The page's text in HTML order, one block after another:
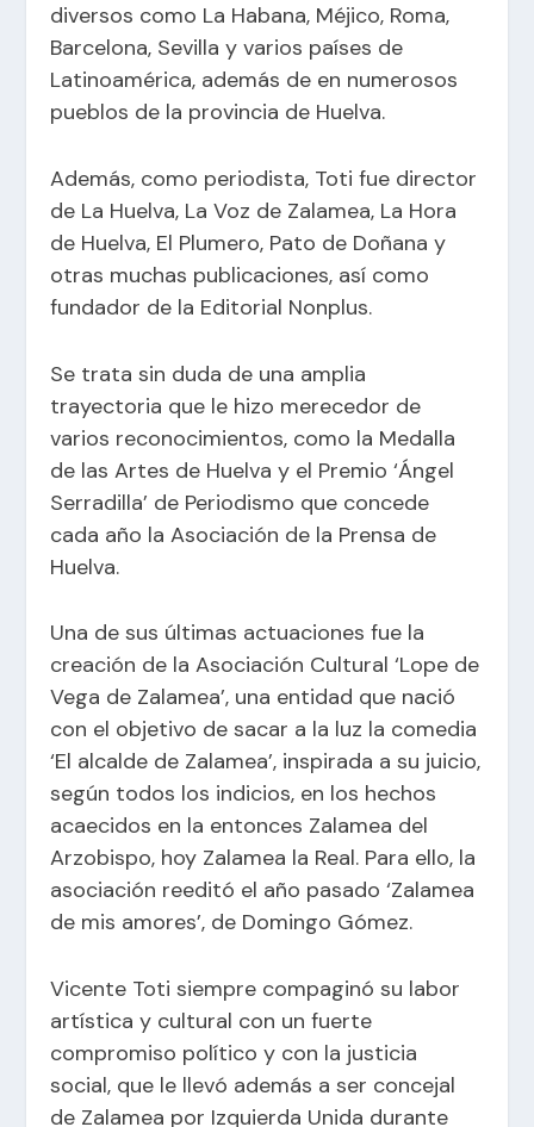
diversos como La Habana, Méjico, Roma,
Barcelona, Sevilla y varios países de
Latinoamérica, además de en numerosos
pueblos de la provincia de Huelva.
Además, como periodista, Toti fue director
de La Huelva, La Voz de Zalamea, La Hora
de Huelva, El Plumero, Pato de Doñana y
otras muchas publicaciones, así como
fundador de la Editorial Nonplus.
Se trata sin duda de una amplia
trayectoria que le hizo merecedor de
varios reconocimientos, como la Medalla
de las Artes de Huelva y el Premio ‘Ángel
Serradilla’ de Periodismo que concede
cada año la Asociación de la Prensa de
Huelva.
Una de sus últimas actuaciones fue la
creación de la Asociación Cultural ‘Lope de
Vega de Zalamea’, una entidad que nació
con el objetivo de sacar a la luz la comedia
‘El alcalde de Zalamea’, inspirada a su juicio,
según todos los indicios, en los hechos
acaecidos en la entonces Zalamea del
Arzobispo, hoy Zalamea la Real. Para ello, la
asociación reeditó el año pasado ‘Zalamea
de mis amores’, de Domingo Gómez.
Vicente Toti siempre compaginó su labor
artística y cultural con un fuerte
compromiso político y con la justicia
social, que le llevó además a ser concejal
de Zalamea por Izquierda Unida durante